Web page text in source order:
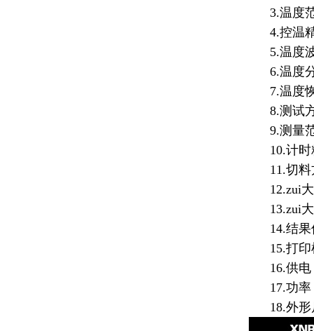
3.温度范
4.控温
5.温度
6.温度
7.温度恢
8.测试方
9.测量范
10.计时
11.切料
12.zui大
13.zui大
14.结果
15.打印
16.供电
17.功率
18.外形